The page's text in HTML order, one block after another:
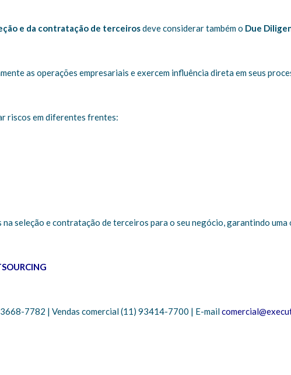
e da contratação de terceirosdeve considerar também o Due
as operações empresariais e exercem influência direta em seus
riscos em diferentes frentes:
seleção e contratação de terceiros para o seu negócio, garantindo
7782 | Vendas comercial (11) 93414-7700 | E-mail